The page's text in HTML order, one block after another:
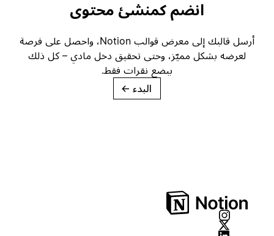
انضم كمنشئ محتوى
أرسل قالبك إلى معرض قوالب Notion، واحصل على فرصة
لعرضه بشكل مميّز، وحتى تحقيق دخل مادي – كل ذلك
ببضع نقرات فقط.
→